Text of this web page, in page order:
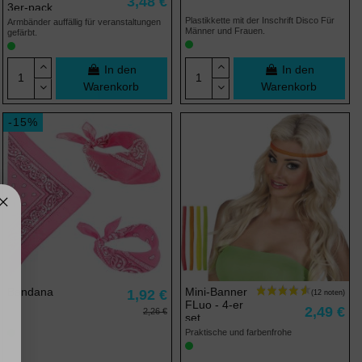
3er-pack
Armbänder auffällig für veranstaltungen
gefärbt.
In den
Warenkorb
Plastikkette mit der Inschrift Disco Für
Männer und Frauen.
In den
Warenkorb
-15%
Bandana 1,92 €
2,26 €
Mini-Banner
FLuo - 4-er
set
2,49 €
Praktische und farbenfrohe